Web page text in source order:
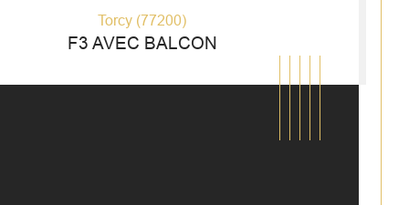
Torcy (77200)
F3 AVEC BALCON